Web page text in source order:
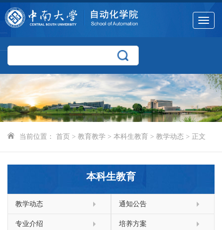
Toggle
当前位置： 首页 > 教育教学 > 本科生教育 > 教学动态 > 正文
本科生教育
教学动态 通知公告
专业介绍 培养方案